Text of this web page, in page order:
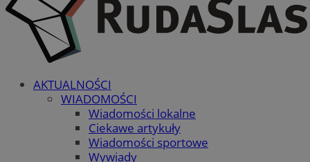
AKTUALNOŚCI
WIADOMOŚCI
Wiadomości lokalne
Ciekawe artykuły
Wiadomości sportowe
Wywiady